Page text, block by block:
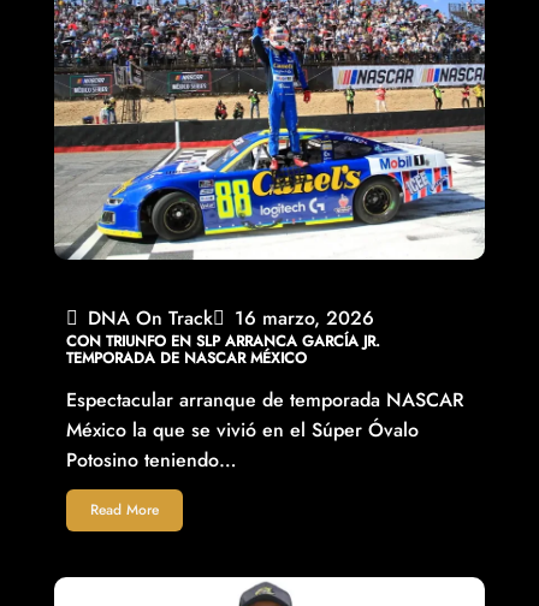
DNA On Track 16 marzo, 2026
CON TRIUNFO EN SLP ARRANCA GARCÍA JR.
TEMPORADA DE NASCAR MÉXICO
Espectacular arranque de temporada NASCAR
México la que se vivió en el Súper Óvalo
Potosino teniendo…
Read More